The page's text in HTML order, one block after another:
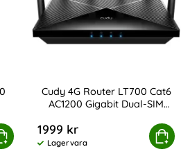
AC1200 Gigabit Vit
Cudy 4G Router LT700 Cat6
AC1200 Gigabit Dual-SIM
1999 kr
Tillgänglighet:
Lagervara
Köp
Cudy 4G Router LT700 Cat6